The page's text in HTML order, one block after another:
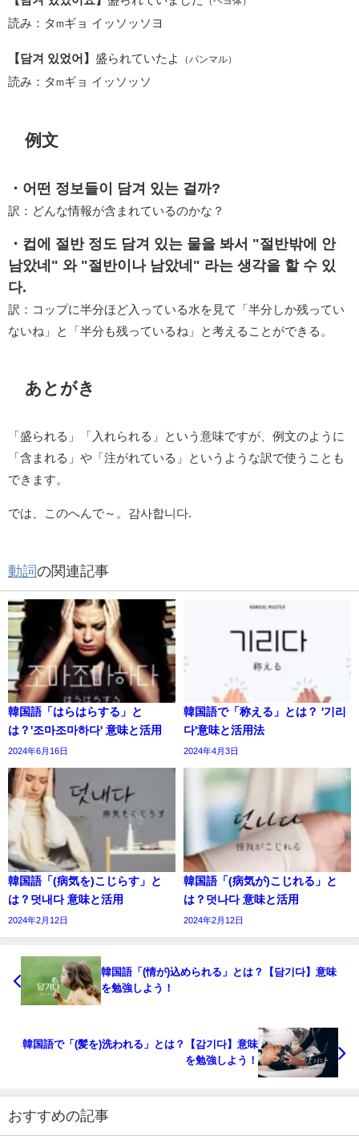
読み：タmギョ イッソッソヨ
【담겨 있었어】 盛られていたよ （パンマル）
読み：タmギョ イッソッソ
例文
・어떤 정보들이 담겨 있는 걸까?
訳：どんな情報が含まれているのかな？
・컵에 절반 정도 담겨 있는 물을 봐서 "절반밖에 안
남았네" 와 "절반이나 남았네" 라는 생각을 할 수 있
다.
訳：コップに半分ほど入っている水を見て「半分しか残ってい
ないね」と「半分も残っているね」と考えることができる。
あとがき
「盛られる」「入れられる」という意味ですが、例文のように
「含まれる」や「注がれている」というような訳で使うことも
できます。
では、このへんで～。감사합니다.
動詞の関連記事
韓国語「はらはらする」と
は？'조마조마하다' 意味と活用
2024年6月16日
韓国語で「称える」とは？ '기리
다'意味と活用法
2024年4月3日
韓国語「(病気を)こじらす」と
は？덧내다 意味と活用
2024年2月12日
韓国語「(病気が)こじれる」と
は？덧나다 意味と活用
2024年2月12日
韓国語「(情が)込められる」とは？【담기다】意味
を勉強しよう！
韓国語で「(髪を)洗われる」とは？【감기다】意味
を勉強しよう！
おすすめの記事